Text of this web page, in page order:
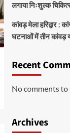
लगाया निःशुल्क
कांवड़ मेला हरिद्वार :
घटनाओं में तीन कांवड़
Recent
No comments to
Archives